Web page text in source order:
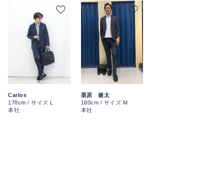
Carlos
178cm / サイズ L
本社
栗原 健太
180cm / サイズ M
本社